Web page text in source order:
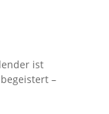
ist
–